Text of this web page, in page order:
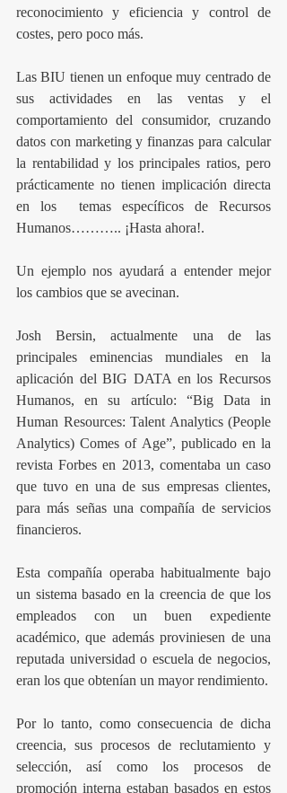
reconocimiento y eficiencia y control de
costes, pero poco más.
Las BIU tienen un enfoque muy centrado de
sus actividades en las ventas y el
comportamiento del consumidor, cruzando
datos con marketing y finanzas para calcular
la rentabilidad y los principales ratios, pero
prácticamente no tienen implicación directa
en los  temas específicos de Recursos
Humanos……….. ¡Hasta ahora!.
Un ejemplo nos ayudará a entender mejor
los cambios que se avecinan.
Josh Bersin, actualmente una de las
principales eminencias mundiales en la
aplicación del BIG DATA en los Recursos
Humanos, en su artículo: “Big Data in
Human Resources: Talent Analytics (People
Analytics) Comes of Age”, publicado en la
revista Forbes en 2013, comentaba un caso
que tuvo en una de sus empresas clientes,
para más señas una compañía de servicios
financieros.
Esta compañía operaba habitualmente bajo
un sistema basado en la creencia de que los
empleados con un buen expediente
académico, que además proviniesen de una
reputada universidad o escuela de negocios,
eran los que obtenían un mayor rendimiento.
Por lo tanto, como consecuencia de dicha
creencia, sus procesos de reclutamiento y
selección, así como los procesos de
promoción interna estaban basados en estos